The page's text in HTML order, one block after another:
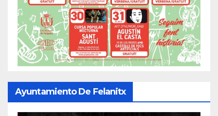
Ayuntamiento De Felanitx